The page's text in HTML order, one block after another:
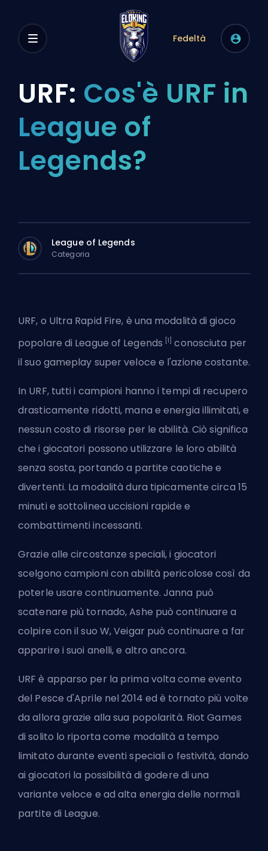
Fedeltà
URF: Cos'è URF in
League of
Legends?
League of Legends
Categoria
URF, o Ultra Rapid Fire, è una modalità di gioco
popolare di League of Legends [1] conosciuta per
il suo gameplay super veloce e l'azione costante.
In URF, tutti i campioni hanno i tempi di recupero
drasticamente ridotti, mana e energia illimitati, e
nessun costo di risorse per le abilità. Ciò significa
che i giocatori possono utilizzare le loro abilità
senza sosta, portando a partite caotiche e
divertenti. La modalità dura tipicamente circa 15
minuti e sottolinea uccisioni rapide e
combattimenti incessanti.
Grazie alle circostanze speciali, i giocatori
scelgono campioni con abilità pericolose così da
poterle usare continuamente. Janna può
scatenare più tornado, Ashe può continuare a
colpire con il suo W, Veigar può continuare a far
apparire i suoi anelli, e altro ancora.
URF è apparso per la prima volta come evento
del Pesce d'Aprile nel 2014 ed è tornato più volte
da allora grazie alla sua popolarità. Riot Games
di solito lo riporta come modalità a tempo
limitato durante eventi speciali o festività, dando
ai giocatori la possibilità di godere di una
variante veloce e ad alta energia delle normali
partite di League.